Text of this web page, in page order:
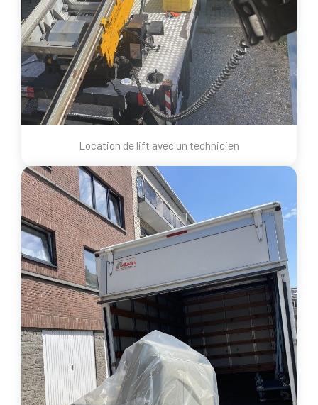
Location de lift avec un technicien